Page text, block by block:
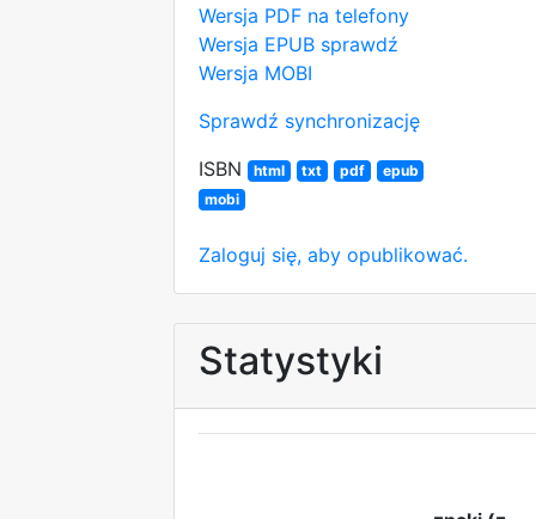
Wersja PDF na telefony
Wersja EPUB sprawdź
Wersja MOBI
Sprawdź synchronizację
ISBN
html txt pdf
epub
mobi
Zaloguj się, aby opublikować.
Statystyki